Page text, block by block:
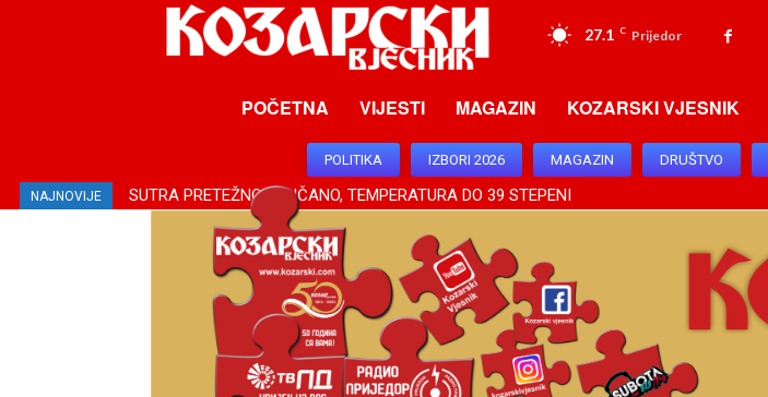
27.1 C Prijedor
POČETNA VIJESTI MAGAZIN KOZARSKI VJESNIK
POLITIKA IZBORI 2026 MAGAZIN DRUŠTVO
NAJNOVIJE SUTRA PRETEŽNO SUNČANO, TEMPERATURA DO 39 STEPENI